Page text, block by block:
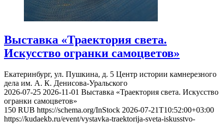
Выставка «Траектория света.
Искусство огранки самоцветов»
Екатеринбург, ул. Пушкина, д. 5 Центр истории камнерезного
дела им. А. К. Денисова-Уральского
2026-07-25 2026-11-01 Выставка «Траектория света. Искусство
огранки самоцветов»
150 RUB https://schema.org/InStock 2026-07-21T10:52:00+03:00
https://kudaekb.ru/event/vystavka-traektorija-sveta-iskusstvo-